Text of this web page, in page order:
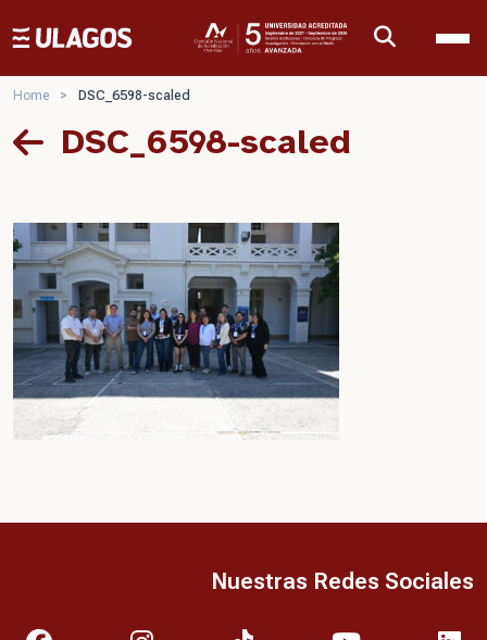
Ulagos Template
Home > DSC_6598-scaled
DSC_6598-scaled
Nuestras Redes Sociales